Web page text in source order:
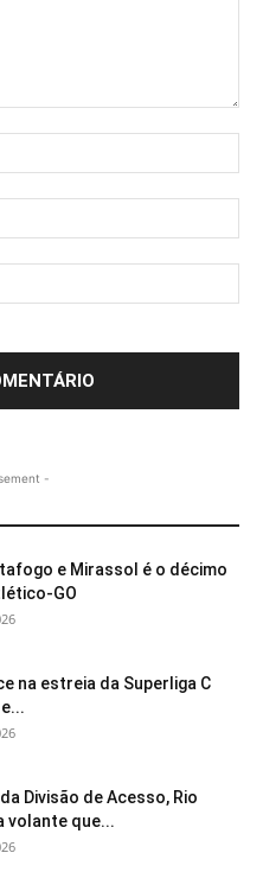
-
e Mirassol é o décimo
GO
na estreia da Superliga C
Divisão de Acesso, Rio
volante que...